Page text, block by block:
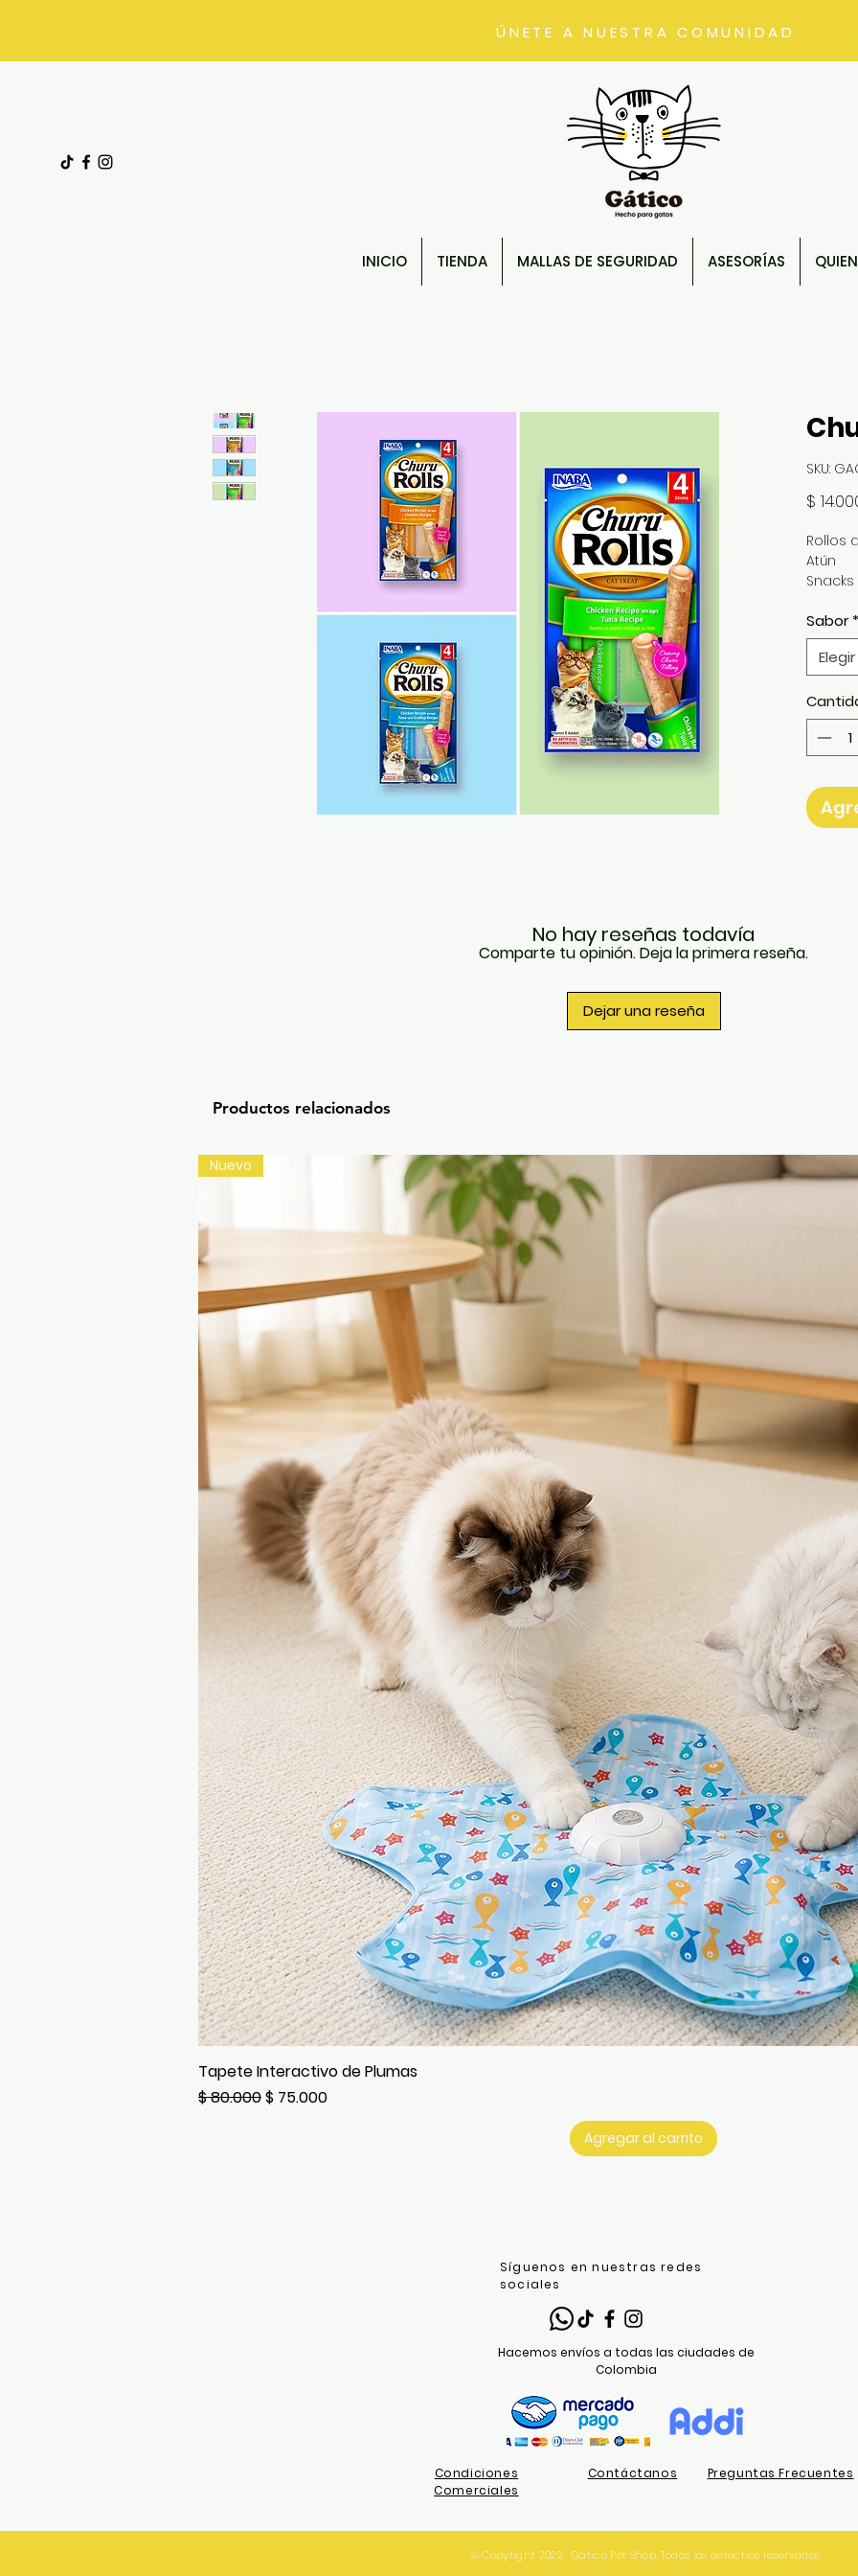
ÚNETE A NUESTRA COMUNIDAD
INICIO TIENDA MALLAS DE SEGURIDAD ASESORÍAS
SKU:
$
Rollos
Atún
Los
El
Todo
・
granja
・
Sabor *
Elegir
No hay reseñas todavía
Comparte tu opinión. Deja la primera reseña.
Dejar una reseña
Productos relacionados
Nuevo
Tapete Interactivo de Plumas
Precio
$ 80.000Precio de oferta
$ 75.000
Agregar al carrito
Síguenos en nuestras redes
sociales
Hacemos envíos a todas las ciudades de
Colombia
Condiciones
Comerciales
Contáctanos Preguntas Frecuentes
© Copyright 2022. Gático Pet Shop. Todos los derechos reservados